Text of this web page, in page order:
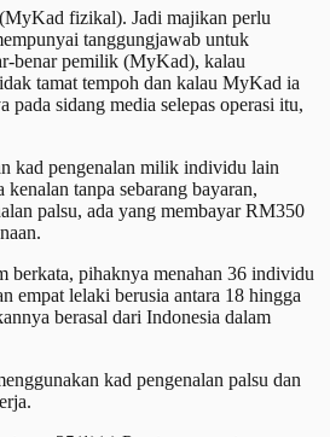
fizikal). Jadi majikan perlu
tanggungjawab untuk
benar pemilik (MyKad), kalau
tamat tempoh dan kalau MyKad ia
sidang media selepas operasi itu,
kad pengenalan milik individu lain
tanpa sebarang bayaran,
palsu, ada yang membayar RM350
berkata, pihaknya menahan 36 individu
empat lelaki berusia antara 18 hingga
berasal dari Indonesia dalam
kad pengenalan palsu dan